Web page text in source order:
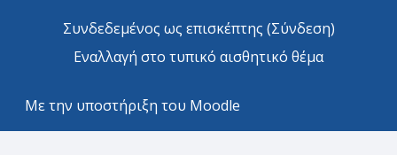
Συνδεδεμένος ως επισκέπτης (Σύνδεση)
Εναλλαγή στο τυπικό αισθητικό θέμα
Με την υποστήριξη του Moodle